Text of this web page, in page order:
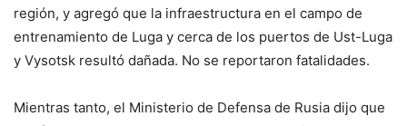
región, y agregó que la infraestructura en el campo de
entrenamiento de Luga y cerca de los puertos de Ust-Luga
y Vysotsk resultó dañada. No se reportaron fatalidades.
Mientras tanto, el Ministerio de Defensa de Rusia dijo que